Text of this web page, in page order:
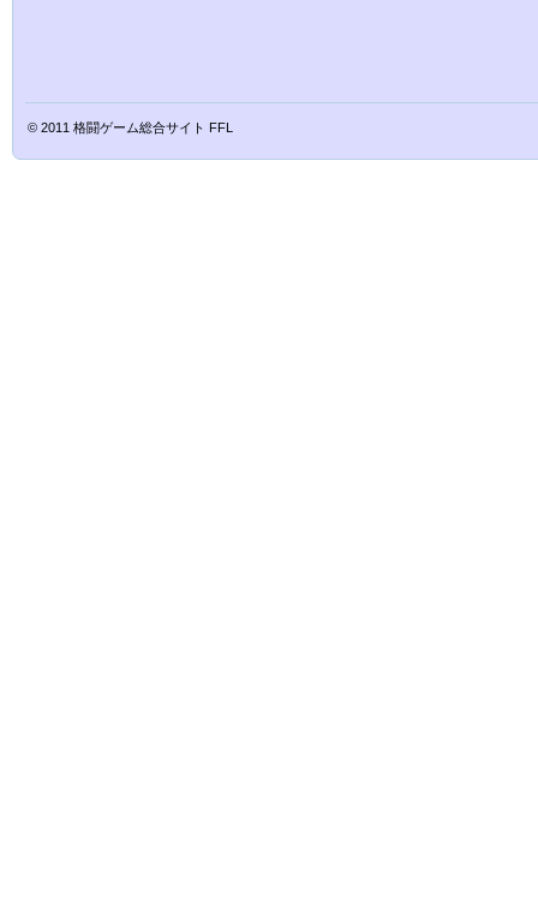
© 2011 格闘ゲーム総合サイト FFL